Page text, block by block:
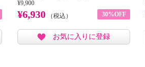
¥9,900
¥6,930 （税込） 30%OFF
お気に入りに登録